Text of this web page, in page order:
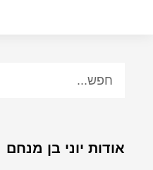
אודות יוני בן מנחם